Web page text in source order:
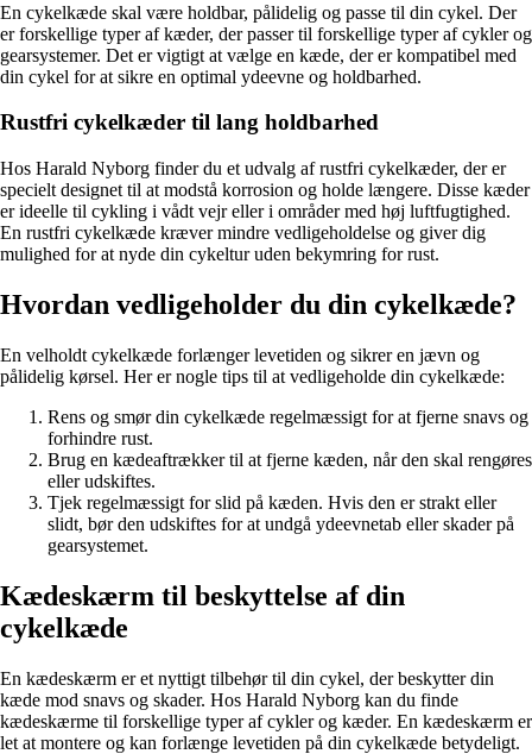
En cykelkæde skal være holdbar, pålidelig og passe til din cykel. Der
er forskellige typer af kæder, der passer til forskellige typer af cykler og
gearsystemer. Det er vigtigt at vælge en kæde, der er kompatibel med
din cykel for at sikre en optimal ydeevne og holdbarhed.
Rustfri cykelkæder til lang holdbarhed
Hos Harald Nyborg finder du et udvalg af rustfri cykelkæder, der er
specielt designet til at modstå korrosion og holde længere. Disse kæder
er ideelle til cykling i vådt vejr eller i områder med høj luftfugtighed.
En rustfri cykelkæde kræver mindre vedligeholdelse og giver dig
mulighed for at nyde din cykeltur uden bekymring for rust.
Hvordan vedligeholder du din cykelkæde?
En velholdt cykelkæde forlænger levetiden og sikrer en jævn og
pålidelig kørsel. Her er nogle tips til at vedligeholde din cykelkæde:
Rens og smør din cykelkæde regelmæssigt for at fjerne snavs og
forhindre rust.
Brug en kædeaftrækker til at fjerne kæden, når den skal rengøres
eller udskiftes.
Tjek regelmæssigt for slid på kæden. Hvis den er strakt eller
slidt, bør den udskiftes for at undgå ydeevnetab eller skader på
gearsystemet.
Kædeskærm til beskyttelse af din
cykelkæde
En kædeskærm er et nyttigt tilbehør til din cykel, der beskytter din
kæde mod snavs og skader. Hos Harald Nyborg kan du finde
kædeskærme til forskellige typer af cykler og kæder. En kædeskærm er
let at montere og kan forlænge levetiden på din cykelkæde betydeligt.